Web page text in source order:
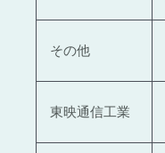
その他
東映通信工業